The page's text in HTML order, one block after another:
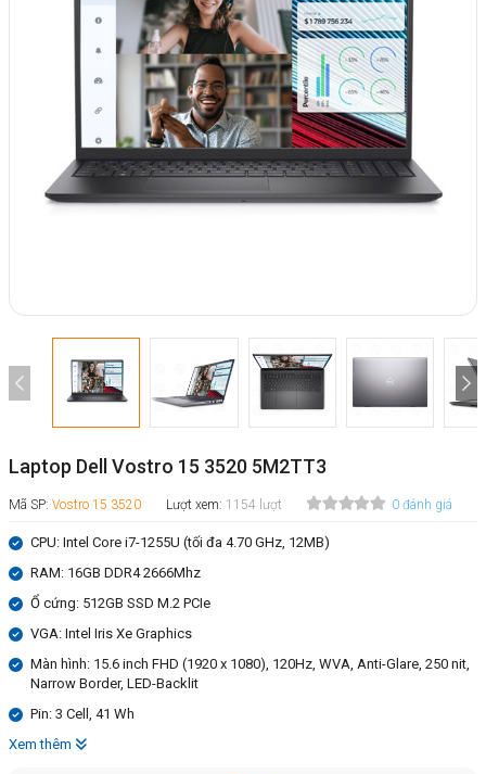
Laptop Dell Vostro 15 3520 5M2TT3
Mã SP: Vostro 15 3520 Lượt xem: 1154 lượt 0 đánh giá
CPU: Intel Core i7-1255U (tối đa 4.70 GHz, 12MB)
RAM: 16GB DDR4 2666Mhz
Ổ cứng: 512GB SSD M.2 PCIe
VGA: Intel Iris Xe Graphics
Màn hình: 15.6 inch FHD (1920 x 1080), 120Hz, WVA, Anti-Glare, 250 nit,
Narrow Border, LED-Backlit
Pin: 3 Cell, 41 Wh
Xem thêm